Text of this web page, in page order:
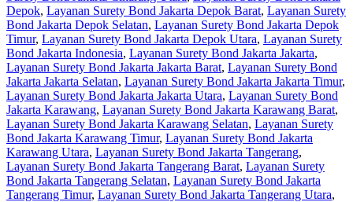
Depok, Layanan Surety Bond Jakarta Depok Barat, Layanan Surety
Bond Jakarta Depok Selatan, Layanan Surety Bond Jakarta Depok
Timur, Layanan Surety Bond Jakarta Depok Utara, Layanan Surety
Bond Jakarta Indonesia, Layanan Surety Bond Jakarta Jakarta,
Layanan Surety Bond Jakarta Jakarta Barat, Layanan Surety Bond
Jakarta Jakarta Selatan, Layanan Surety Bond Jakarta Jakarta Timur,
Layanan Surety Bond Jakarta Jakarta Utara, Layanan Surety Bond
Jakarta Karawang, Layanan Surety Bond Jakarta Karawang Barat,
Layanan Surety Bond Jakarta Karawang Selatan, Layanan Surety
Bond Jakarta Karawang Timur, Layanan Surety Bond Jakarta
Karawang Utara, Layanan Surety Bond Jakarta Tangerang,
Layanan Surety Bond Jakarta Tangerang Barat, Layanan Surety
Bond Jakarta Tangerang Selatan, Layanan Surety Bond Jakarta
Tangerang Timur, Layanan Surety Bond Jakarta Tangerang Utara,